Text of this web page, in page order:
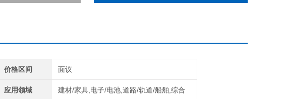
价格区间 面议
应用领域 建材/家具,电子/电池,道路/轨道/船舶,综合